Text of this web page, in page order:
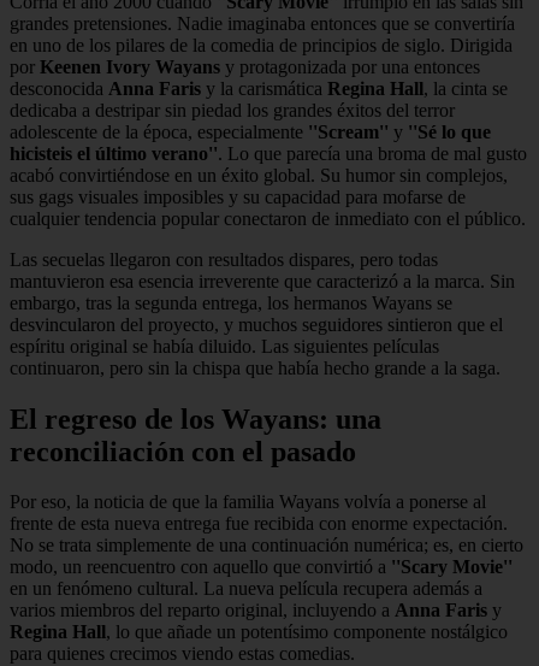
grandes pretensiones. Nadie imaginaba entonces que se convertiría
en uno de los pilares de la comedia de principios de siglo. Dirigida
por Keenen Ivory Wayans y protagonizada por una entonces
desconocida Anna Faris y la carismática Regina Hall, la cinta se
dedicaba a destripar sin piedad los grandes éxitos del terror
adolescente de la época, especialmente ''Scream'' y ''Sé lo que
hicisteis el último verano''. Lo que parecía una broma de mal gusto
acabó convirtiéndose en un éxito global. Su humor sin complejos,
sus gags visuales imposibles y su capacidad para mofarse de
cualquier tendencia popular conectaron de inmediato con el público.
Las secuelas llegaron con resultados dispares, pero todas
mantuvieron esa esencia irreverente que caracterizó a la marca. Sin
embargo, tras la segunda entrega, los hermanos Wayans se
desvincularon del proyecto, y muchos seguidores sintieron que el
espíritu original se había diluido. Las siguientes películas
continuaron, pero sin la chispa que había hecho grande a la saga.
El regreso de los Wayans: una
reconciliación con el pasado
Por eso, la noticia de que la familia Wayans volvía a ponerse al
frente de esta nueva entrega fue recibida con enorme expectación.
No se trata simplemente de una continuación numérica; es, en cierto
modo, un reencuentro con aquello que convirtió a ''Scary Movie''
en un fenómeno cultural. La nueva película recupera además a
varios miembros del reparto original, incluyendo a Anna Faris y
Regina Hall, lo que añade un potentísimo componente nostálgico
para quienes crecimos viendo estas comedias.